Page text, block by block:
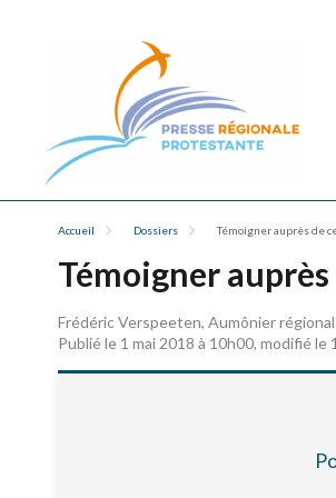
Accueil Dossiers Témoigner auprès de
Témoigner
Frédéric Verspeeten, Aumônier
Publié le 1 mai 2018 à 10h00, modifié